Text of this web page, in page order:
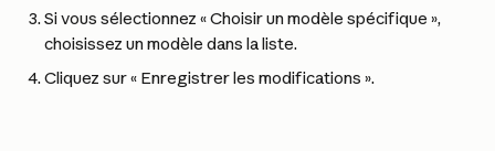
Si vous sélectionnez « Choisir un modèle spécifique »,
choisissez un modèle dans la liste.
Cliquez sur « Enregistrer les modifications ».